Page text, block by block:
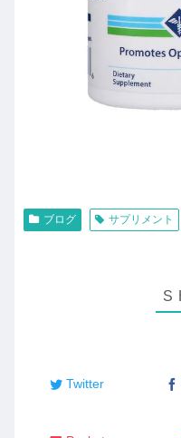
ブログ サプリメント
Twitter